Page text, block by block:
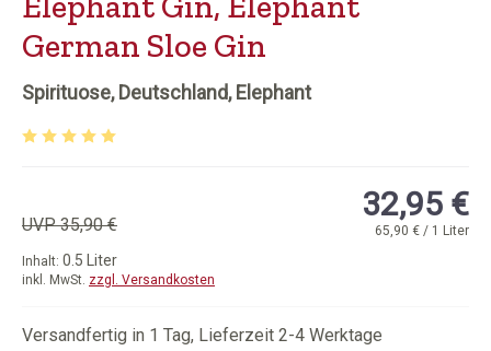
German Sloe Gin
Spirituose, Deutschland, Elephant
UVP 35,90 €
32,95 €
65,90 € / 1 Liter
Inhalt: 0.5 Liter
inkl. MwSt. zzgl. Versandkosten
Versandfertig in 1 Tag, Lieferzeit 2-4 Werktage